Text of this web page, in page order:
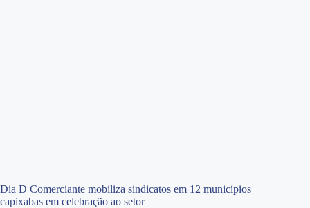
Dia D Comerciante mobiliza sindicatos em 12 municípios
capixabas em celebração ao setor